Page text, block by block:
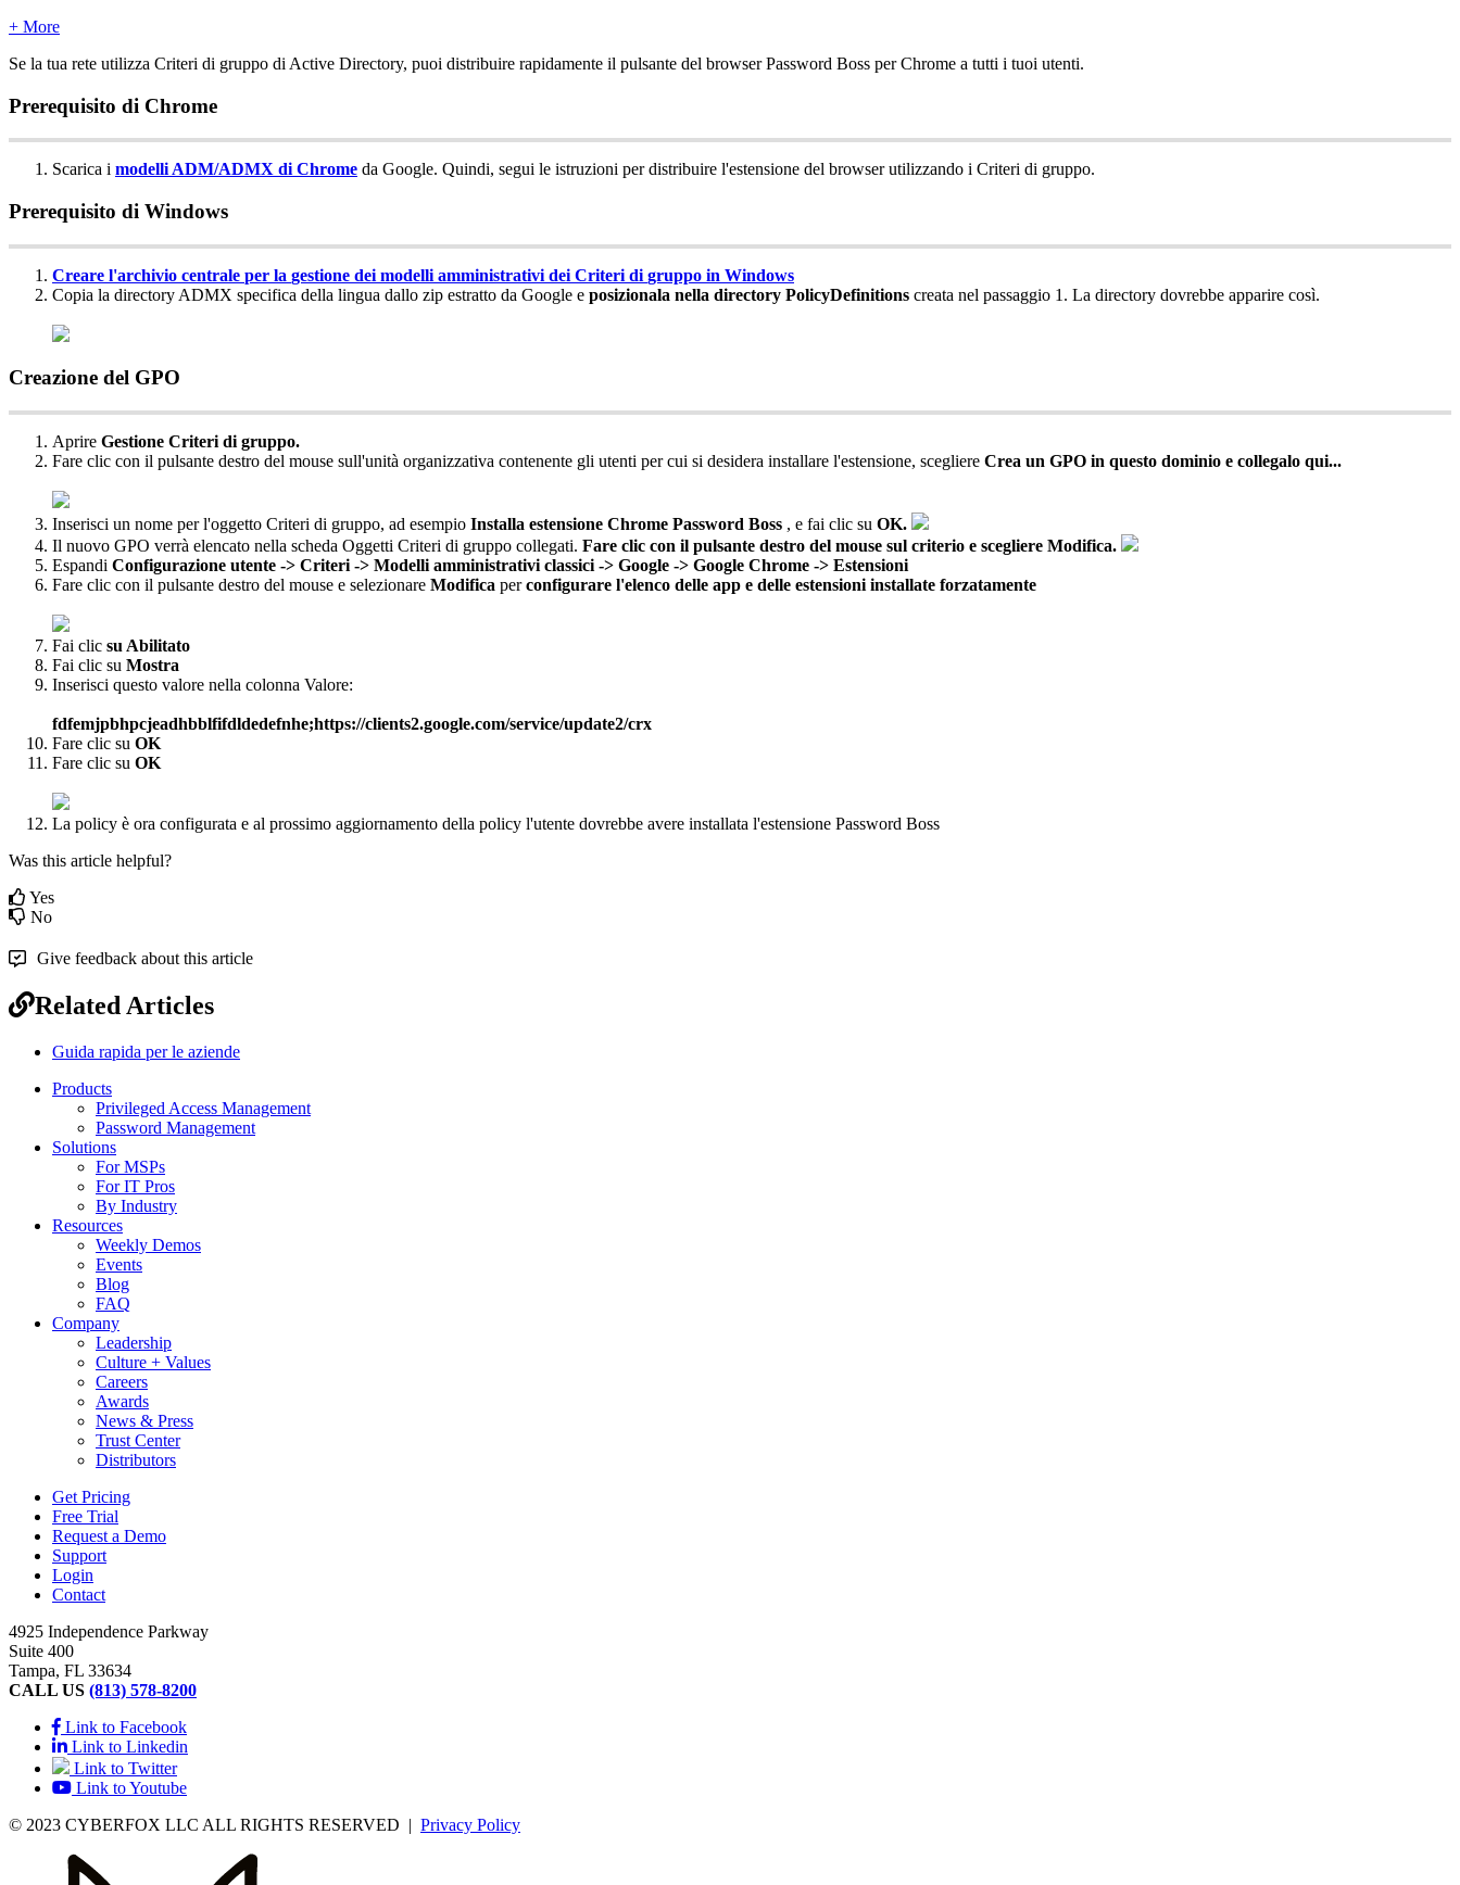
+ More
Se la tua rete utilizza Criteri di gruppo di Active Directory, puoi distribuire rapidamente il pulsante del browser Password Boss per Chrome a tutti i tuoi utenti.
Prerequisito di Chrome
Scarica i modelli ADM/ADMX di Chrome da Google. Quindi, segui le istruzioni per distribuire l'estensione del browser utilizzando i Criteri di gruppo.
Prerequisito di Windows
Creare l'archivio centrale per la gestione dei modelli amministrativi dei Criteri di gruppo in Windows
Copia la directory ADMX specifica della lingua dallo zip estratto da Google e posizionala nella directory PolicyDefinitions creata nel passaggio 1 . La directory dovrebbe apparire così.
Creazione del GPO
Aprire Gestione Criteri di gruppo.
Fare clic con il pulsante destro del mouse sull'unità organizzativa contenente gli utenti per cui si desidera installare l'estensione, scegliere Crea un GPO in questo dominio e collegalo qui...
Inserisci un nome per l'oggetto Criteri di gruppo, ad esempio Installa estensione Chrome Password Boss , e fai clic su OK.
Il nuovo GPO verrà elencato nella scheda Oggetti Criteri di gruppo collegati. Fare clic con il pulsante destro del mouse sul criterio e scegliere Modifica.
Espandi Configurazione utente -> Criteri -> Modelli amministrativi classici -> Google -> Google Chrome -> Estensioni
Fare clic con il pulsante destro del mouse e selezionare Modifica per configurare l'elenco delle app e delle estensioni installate forzatamente
Fai clic su Abilitato
Fai clic su Mostra
Inserisci questo valore nella colonna Valore:
fdfemjpbhpcjeadhbblfifdldedefnhe;https://clients2.google.com/service/update2/crx
Fare clic su OK
Fare clic su OK
La policy è ora configurata e al prossimo aggiornamento della policy l'utente dovrebbe avere installata l'estensione Password Boss
Was this article helpful?
Yes
No
Give feedback about this article
Related Articles
Guida rapida per le aziende
Products
Privileged Access Management
Password Management
Solutions
For MSPs
For IT Pros
By Industry
Resources
Weekly Demos
Events
Blog
FAQ
Company
Leadership
Culture + Values
Careers
Awards
News & Press
Trust Center
Distributors
Get Pricing
Free Trial
Request a Demo
Support
Login
Contact
4925 Independence Parkway
Suite 400
Tampa, FL 33634
CALL US (813) 578-8200
Link to Facebook
Link to Linkedin
Link to Twitter
Link to Youtube
© 2023 CYBERFOX LLC ALL RIGHTS RESERVED | Privacy Policy